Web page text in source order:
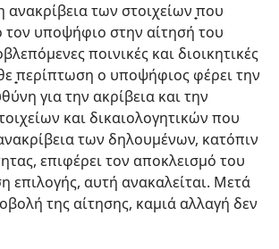
ανακρίβεια των στοιχείων ̟που
υποψήφιο στην αίτησή του
ποινικές και διοικητικές
̟περίπτωση ο υποψήφιος φέρει την
για την ακρίβεια και την
και δικαιολογητικών που
των δηλουμένων, κατόπιν
επιφέρει τον αποκλεισμό του
επιλογής, αυτή ανακαλείται. Μετά
της αίτησης, καμιά αλλαγή δεν